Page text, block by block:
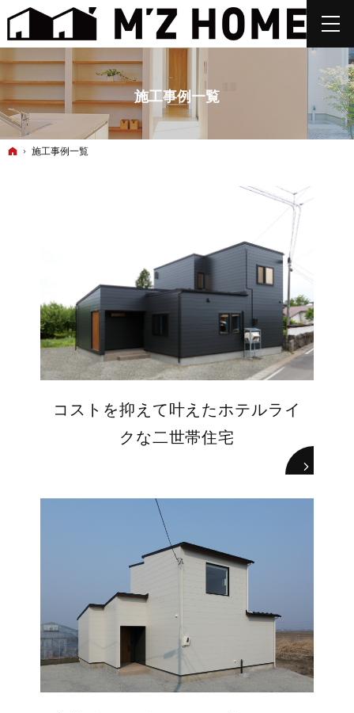
施工事例一覧
ホーム
施工事例一覧
コストを抑えて叶えたホテルライ
クな二世帯住宅